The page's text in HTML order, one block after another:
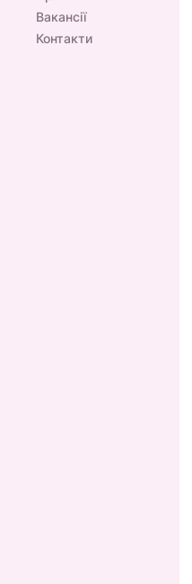
Вакансії
Контакти